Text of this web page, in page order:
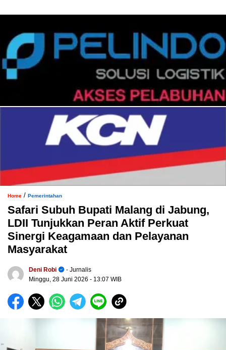
Home / Pemerintahan
Safari Subuh Bupati Malang di Jabung,
LDII Tunjukkan Peran Aktif Perkuat
Sinergi Keagamaan dan Pelayanan
Masyarakat
Deni Robi
- Jurnalis
Minggu, 28 Juni 2026 - 13:07 WIB